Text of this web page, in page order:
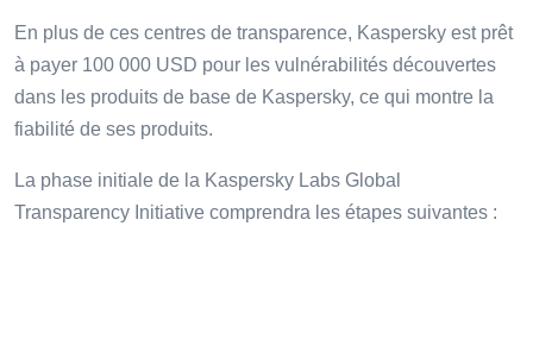
En plus de ces centres de transparence, Kaspersky est prêt
à payer 100 000 USD pour les vulnérabilités découvertes
dans les produits de base de Kaspersky, ce qui montre la
fiabilité de ses produits.
La phase initiale de la Kaspersky Labs Global
Transparency Initiative comprendra les étapes suivantes :